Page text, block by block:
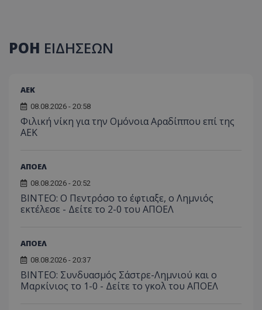
ΡΟΗ ΕΙΔΗΣΕΩΝ
ΑEK
08.08.2026 - 20:58
Φιλική νίκη για την Ομόνοια Αραδίππου επί της
ΑΕΚ
ΑΠΟΕΛ
08.08.2026 - 20:52
ΒΙΝΤΕΟ: Ο Πεντρόσο το έφτιαξε, ο Λημνιός
εκτέλεσε - Δείτε το 2-0 του ΑΠΟΕΛ
ΑΠΟΕΛ
08.08.2026 - 20:37
ΒΙΝΤΕΟ: Συνδυασμός Σάστρε-Λημνιού και ο
Μαρκίνιος το 1-0 - Δείτε το γκολ του ΑΠΟΕΛ